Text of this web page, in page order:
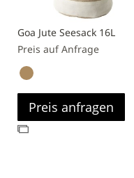
Goa Jute Seesack 16L
Preis auf Anfrage
Preis anfragen
Zur